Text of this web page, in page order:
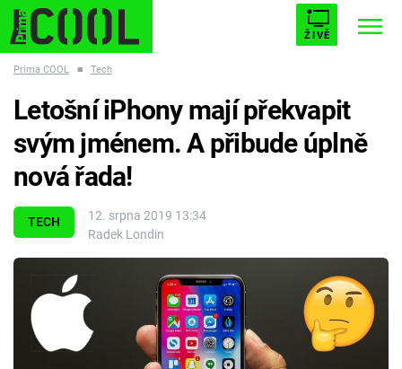
ŽIVĚ
ESCAPE PLNEJ KOTEL AVENGERS 5
Témata
Filmy
Seriály
Prima COOL ■ Tech
TECH
12. srpna 2019 13:34
Radek Londin
Letošní iPhony mají překvapit
svým jménem. A přibude úplně
nová řada!